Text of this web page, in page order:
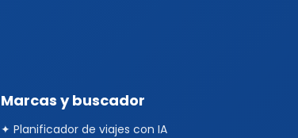
Marcas y buscador
✦ Planificador de viajes con IA